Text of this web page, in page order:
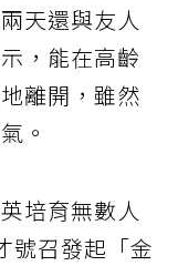
天還與友人
，能在高齡
離開，雖然
。
培育無數人
號召發起「金